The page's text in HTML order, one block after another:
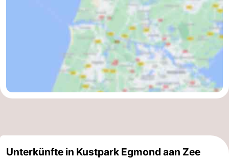
Unterkünfte in Kustpark Egmond aan Zee